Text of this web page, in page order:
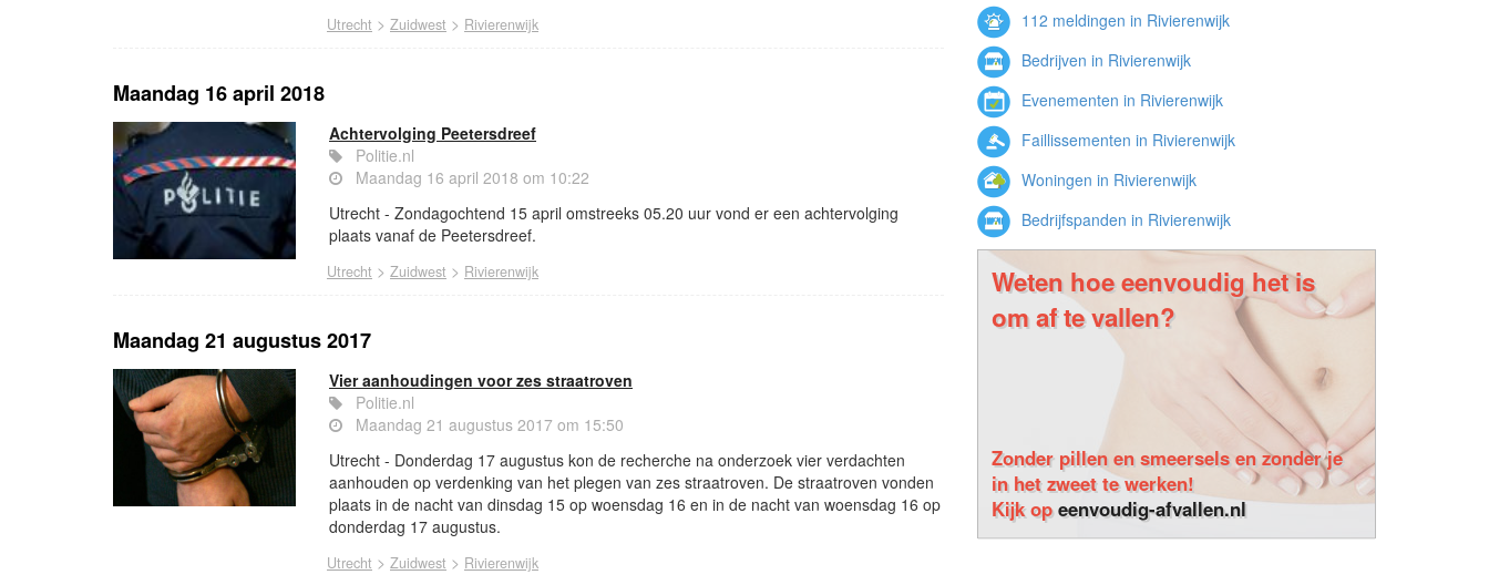
Utrecht > Zuidwest > Rivierenwijk
Maandag 16 april 2018
Achtervolging Peetersdreef
Politie.nl
Maandag 16 april 2018 om 10:22
Utrecht - Zondagochtend 15 april omstreeks 05.20 uur vond er een achtervolging
plaats vanaf de Peetersdreef.
Utrecht > Zuidwest > Rivierenwijk
Maandag 21 augustus 2017
Vier aanhoudingen voor zes straatroven
Politie.nl
Maandag 21 augustus 2017 om 15:50
Utrecht - Donderdag 17 augustus kon de recherche na onderzoek vier verdachten
aanhouden op verdenking van het plegen van zes straatroven. De straatroven vonden
plaats in de nacht van dinsdag 15 op woensdag 16 en in de nacht van woensdag 16 op
donderdag 17 augustus.
Utrecht > Zuidwest > Rivierenwijk
112 meldingen in Rivierenwijk
Bedrijven in Rivierenwijk
Evenementen in Rivierenwijk
Faillissementen in Rivierenwijk
Woningen in Rivierenwijk
Bedrijfspanden in Rivierenwijk
Weten hoe eenvoudig het is
om af te vallen?
Zonder pillen en smeersels en zonder je
in het zweet te werken!
Kijk opeenvoudig-afvallen.nl